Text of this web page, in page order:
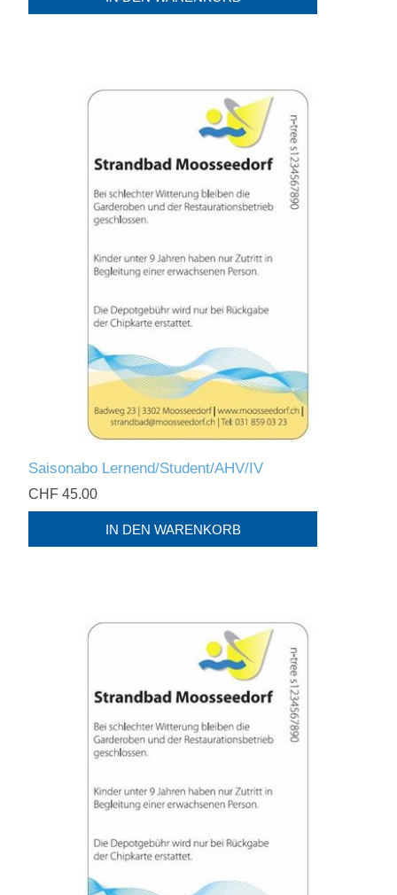
Saisonabo Lernend/Student/AHV/IV
CHF 45.00